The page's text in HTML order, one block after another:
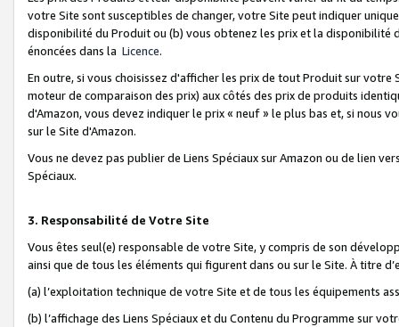
votre Site sont susceptibles de changer, votre Site peut indiquer
disponibilité du Produit ou (b) vous obtenez les prix et la disponibilité
énoncées dans la Licence.
En outre, si vous choisissez d'afficher les prix de tout Produit sur
moteur de comparaison des prix) aux côtés des prix de produits
d'Amazon, vous devez indiquer le prix « neuf » le plus bas et, si nous
sur le Site d'Amazon.
Vous ne devez pas publier de Liens Spéciaux sur Amazon ou de lien
Spéciaux.
3. Responsabilité de Votre Site
Vous êtes seul(e) responsable de votre Site, y compris de son
ainsi que de tous les éléments qui figurent dans ou sur le Site. À titre
(a) l’exploitation technique de votre Site et de tous les équipements
(b) l’affichage des Liens Spéciaux et du Contenu du Programme sur